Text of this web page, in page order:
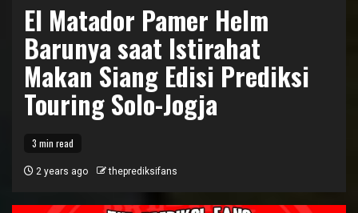
El Matador Pamer Helm
Barunya saat Istirahat
Makan Siang Edisi Prediksi
Touring Solo-Jogja
3 min read
2 years ago theprediksifans